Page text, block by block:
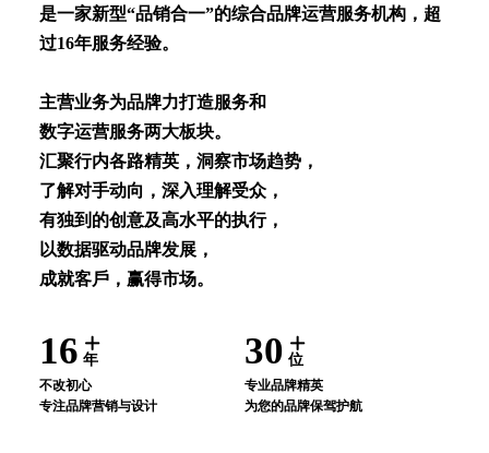
是⼀家新型“品销合⼀”的综合品牌运营服务机构，超
过16年服务经验。
主营业务为品牌⼒打造服务和
数字运营服务两⼤板块。
汇聚⾏内各路精英，洞察市场趋势，
了解对⼿动向，深⼊理解受众，
有独到的创意及⾼⽔平的执⾏，
以数据驱动品牌发展，
成就客⼾，赢得市场。
16 年
不改初⼼
专注品牌营销与设计
30 位
专业品牌精英
为您的品牌保驾护航